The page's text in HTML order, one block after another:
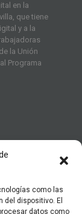
como las
del dispositivo. El
datos como
en la
que tiene
y a la
la Unión
Programa